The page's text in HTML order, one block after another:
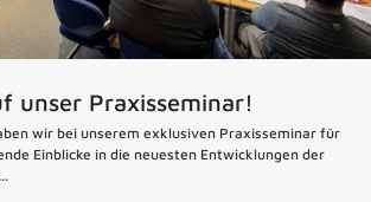
unser Praxisseminar!
wir bei unserem exklusiven Praxisseminar für
Einblicke in die neuesten Entwicklungen der